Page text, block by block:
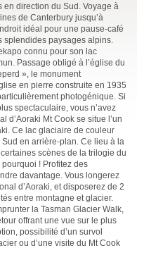
en direction du Sud. Voyage à
de Canterbury jusqu’à
idéal pour une pause-café
splendides paysages alpins.
connu pour son lac
Passage obligé à l’église du
», le monument
en pierre construite en 1935
photogénique. Si
spectaculaire, vous n’avez
d’Aoraki Mt Cook se situe l’un
Ce lac glaciaire de couleur
en arrière-plan. Ce lieu à la
scènes de la trilogie du
! Profitez des
davantage. Vous longerez
d’Aoraki, et disposerez de 2
entre montagne et glacier.
la Tasman Glacier Walk,
offrant une vue sur le plus
possibilité d’un survol
ou d’une visite du Mt Cook